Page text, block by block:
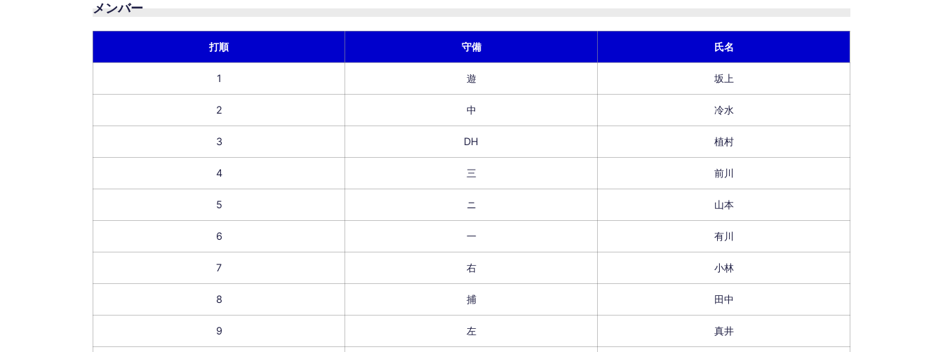
メンバー
打順 守備 氏名
1 遊 坂上
2 中 冷水
3 DH 植村
4 三 前川
5 ニ 山本
6 一 有川
7 右 小林
8 捕 田中
9 左 真井